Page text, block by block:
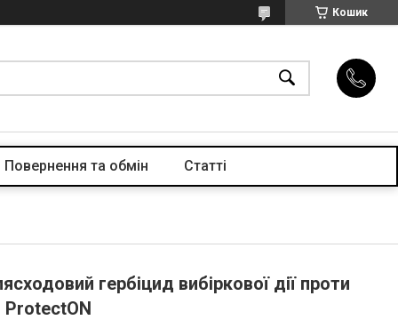
Кошик
Повернення та обмін Статті
гербіцид вибіркової дії проти
ProtectON